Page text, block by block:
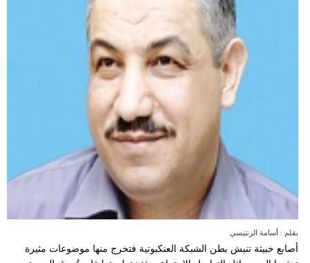
بقلم : أسامة الرنتيسي
أصابع خبيثة تنبش بطن الشبكة العنكبوتية فتخرج منها موضوعات مثيرة